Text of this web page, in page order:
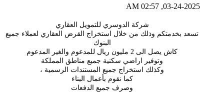
03-24-2025, 02:57 AM
شركة الدوسري للتمويل العقاري
تسعد بخدمتكم وذلك من خلال استخراج القرض العقاري لعملاء جميع
البنوك
كاش يصل الى 2 مليون ريال للمدعوم والغير المدعوم
وتوفير اراضي سكنية جميع مناطق المملكة
وكذلك استخراج جميع المستندات الرسمية ،
كما نقوم بأعمال البناء
وصرف جميع الدفعات